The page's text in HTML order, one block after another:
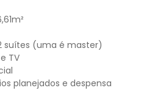
suítes (uma é master)
TV
planejados e despensa